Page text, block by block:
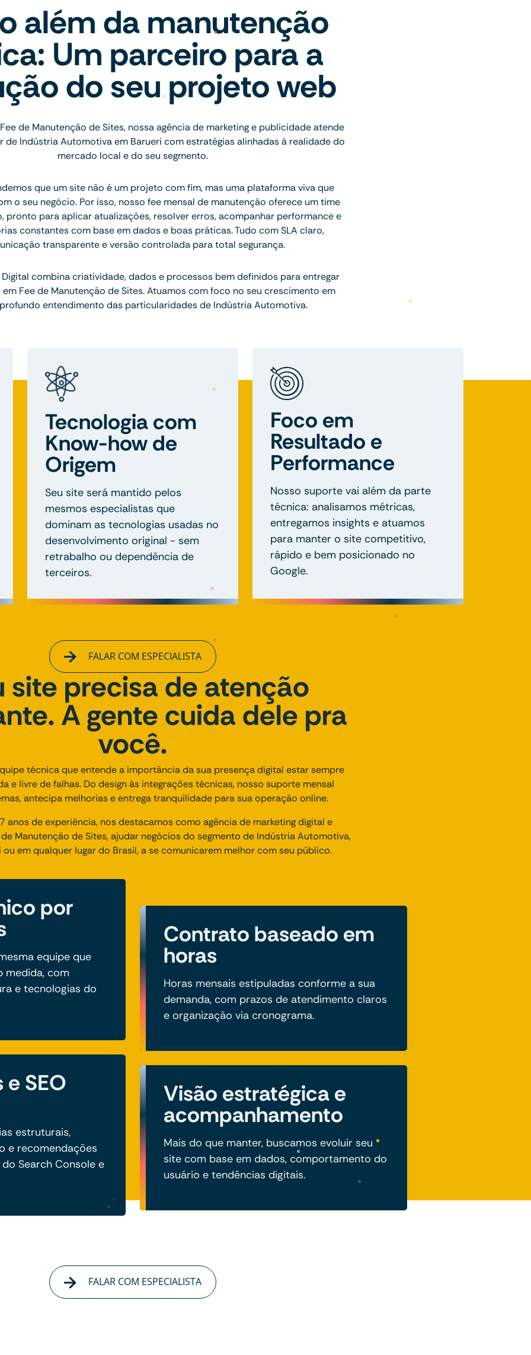
além da manutenção
Um parceiro para a
do seu projeto web
de Manutenção de Sites, nossa agência de marketing e publicidade atende
de Indústria Automotiva em Barueri com estratégias alinhadas à realidade do
mercado local e do seu segmento.
que um site não é um projeto com fim, mas uma plataforma viva que
o seu negócio. Por isso, nosso fee mensal de manutenção oferece um time
pronto para aplicar atualizações, resolver erros, acompanhar performance e
constantes com base em dados e boas práticas. Tudo com SLA claro,
transparente e versão controlada para total segurança.
Digital combina criatividade, dados e processos bem definidos para entregar
Fee de Manutenção de Sites. Atuamos com foco no seu crescimento em
entendimento das particularidades de Indústria Automotiva.
Tecnologia com
Know-how de
Origem
Seu site será mantido pelos
mesmos especialistas que
dominam as tecnologias usadas no
desenvolvimento original - sem
retrabalho ou dependência de
terceiros.
Foco em
Resultado e
Performance
Nosso suporte vai além da parte
técnica: analisamos métricas,
entregamos insights e atuamos
para manter o site competitivo,
rápido e bem posicionado no
Google.
FALAR COM ESPECIALISTA
site precisa de atenção
A gente cuida dele pra
você.
técnica que entende a importância da sua presença digital estar sempre
e livre de falhas. Do design às integrações técnicas, nosso suporte mensal
antecipa melhorias e entrega tranquilidade para sua operação online.
anos de experiência, nos destacamos como agência de marketing digital e
Manutenção de Sites, ajudar negócios do segmento de Indústria Automotiva,
ou em qualquer lugar do Brasil, a se comunicarem melhor com seu público.
por
equipe que
medida, com
e tecnologias do
SEO
estruturais,
e recomendações
Search Console e
Contrato baseado em
horas
Horas mensais estipuladas conforme a sua
demanda, com prazos de atendimento claros
e organização via cronograma.
Visão estratégica e
acompanhamento
Mais do que manter, buscamos evoluir seu
site com base em dados, comportamento do
usuário e tendências digitais.
FALAR COM ESPECIALISTA